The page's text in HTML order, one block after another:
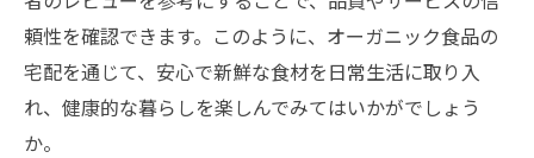
頼性を確認できます。このように、オーガニック食品の
宅配を通じて、安心で新鮮な食材を日常生活に取り入
れ、健康的な暮らしを楽しんでみてはいかがでしょう
か。